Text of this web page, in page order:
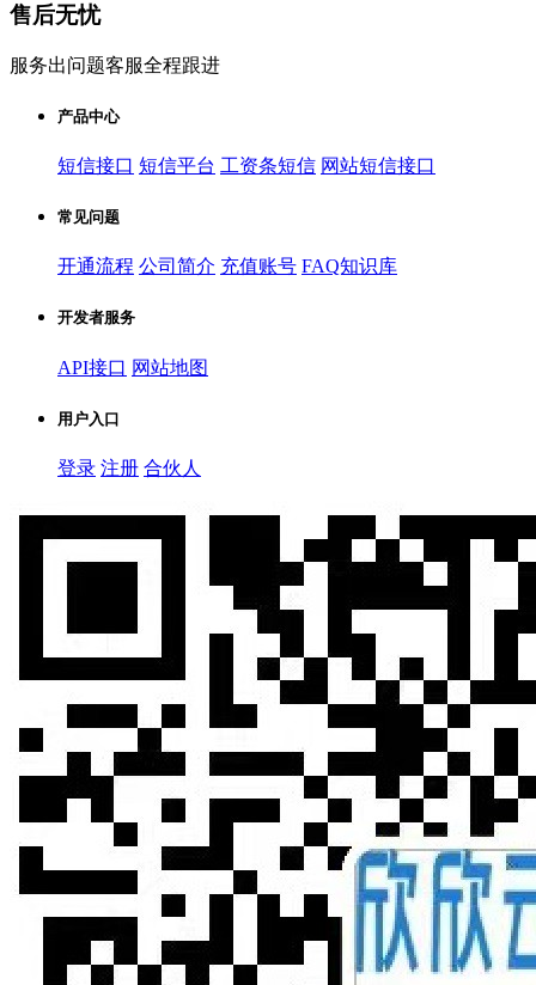
售后无忧
服务出问题客服全程跟进
产品中心
短信接口 短信平台 工资条短信 网站短信接口
常见问题
开通流程 公司简介 充值账号 FAQ知识库
开发者服务
API接口 网站地图
用户入口
登录 注册 合伙人